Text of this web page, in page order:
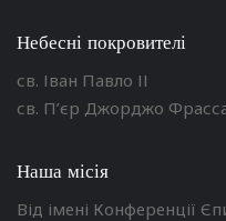
Небесні покровителі
св. Іван Павло ІІ
св. П’єр Джорджо
Наша місія
Від імені Конференції